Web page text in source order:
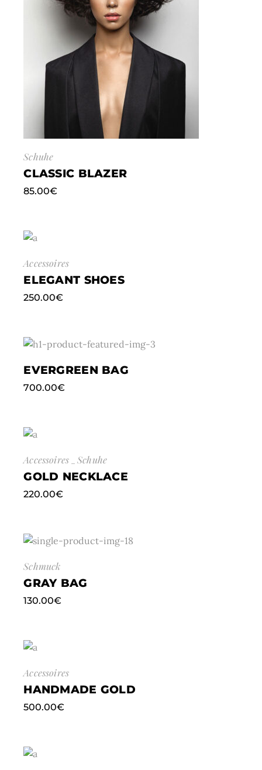
Schuhe
CLASSIC BLAZER
85.00€
Accessoires
ELEGANT SHOES
250.00€
EVERGREEN BAG
700.00€
Accessoires Schuhe
GOLD NECKLACE
220.00€
Schmuck
GRAY BAG
130.00€
Accessoires
HANDMADE GOLD
500.00€